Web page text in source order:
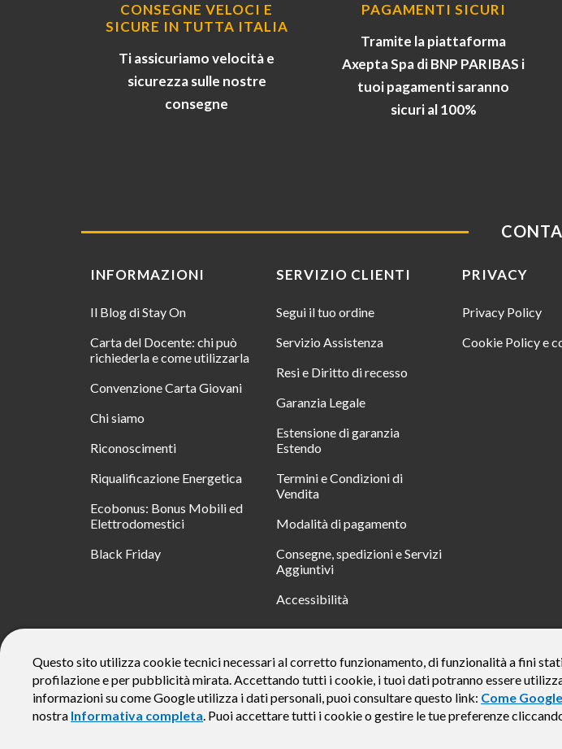
CONSEGNE VELOCI E
SICURE IN TUTTA ITALIA
Ti assicuriamo velocità e
sicurezza sulle nostre
consegne
PAGAMENTI SICURI
Tramite la piattaforma
Axepta Spa di BNP PARIBAS i
tuoi pagamenti saranno
sicuri al 100%
INFORMAZIONI
Il Blog di Stay On
Carta del Docente: chi può
richiederla e come utilizzarla
Convenzione Carta Giovani
Chi siamo
Riconoscimenti
Riqualificazione Energetica
Ecobonus: Bonus Mobili ed
Elettrodomestici
Black Friday
SERVIZIO CLIENTI
Segui il tuo ordine
Servizio Assistenza
Resi e Diritto di recesso
Garanzia Legale
Estensione di garanzia
Estendo
Termini e Condizioni di
Vendita
Modalità di pagamento
Consegne, spedizioni e Servizi
Aggiuntivi
Accessibilità
PRIVACY
Privacy Policy
Cookie Policy e
Messaggio pubblicitario con finalità promozionale. Offerta di credito finalizzato valida dal 07/07/2026 al 15/
rate da € 40 costi accessori dell’offerta azzerati. Importo totale del credito € 800. Importo totale dovuto dal
responsabile e di conoscere eventuali altre offerte disponibili, Findomestic ti ricorda, prima di
Questo sito utilizza cookie tecnici necessari al corretto funzionamento, di funzionalità a fini
profilazione e per pubblicità mirata. Accettando tutti i cookie, i tuoi dati potranno essere
informazioni su come Google utilizza i dati personali, puoi consultare questo link: Come
nostra Informativa completa. Puoi accettare tutti i cookie o gestire le tue preferenze